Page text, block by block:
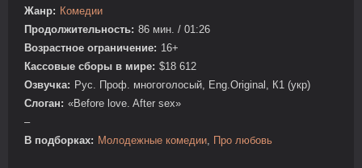
Жанр: Комедии
Продолжительность: 86 мин. / 01:26
Возрастное ограничение: 16+
Кассовые сборы в мире: $18 612
Озвучка: Рус. Проф. многоголосый, Eng.Original, К1 (укр)
Слоган: «Before love. After sex»
–
В подборках: Молодежные комедии Про любовь